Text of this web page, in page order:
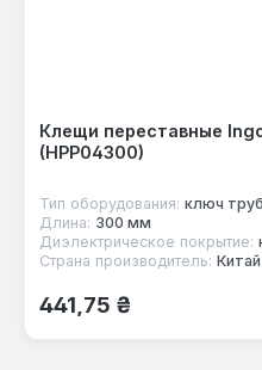
Клещи переставные
(HPP04300)
Тип оборудования: ключ
Длина: 300 мм
Диэлектрическое покрытие:
Страна производитель: Китай
Обычная цена:
441,75 ₴